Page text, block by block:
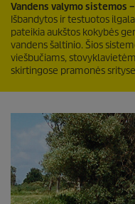
Vandens valymo sistemos
Išbandytos ir testuotos
pateikia aukštos kokybės
vandens šaltinio. Šios
viešbučiams,
skirtingose pramonės